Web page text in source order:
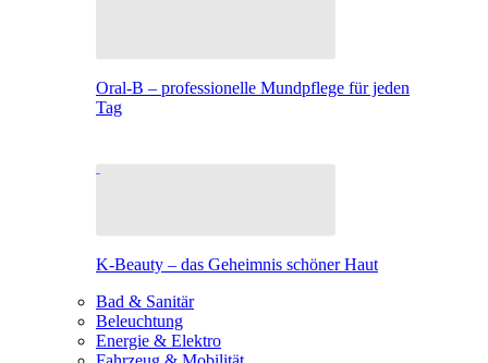
Oral-B – professionelle Mundpflege für jeden
Tag
K-Beauty – das Geheimnis schöner Haut
Bad & Sanitär
Beleuchtung
Energie & Elektro